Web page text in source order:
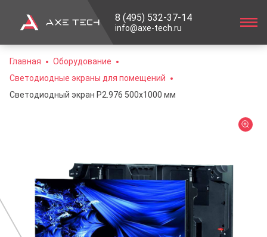
8 (495) 532-37-14
info@axe-tech.ru
Главная
Оборудование
Светодиодные экраны для помещений
Светодиодный экран P2.976 500х1000 мм